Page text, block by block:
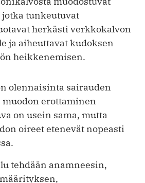
tunkeutuvat
herkästi verkkokalvon
ja aiheuttavat kudoksen
heikkenemisen.
olennaisinta sairauden
erottaminen
on usein sama, mutta
oireet etenevät nopeasti
tehdään anamneesin,